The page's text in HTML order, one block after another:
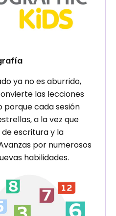
ya no es aburrido,
las lecciones
porque cada sesión
a la vez que
escritura y la
por numerosos
habilidades.